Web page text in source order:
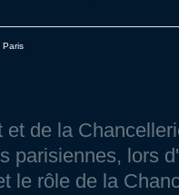
Paris
de la
parisiennes, lors
le rôle de la